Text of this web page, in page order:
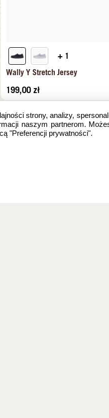
+ 1
Wally Y Stretch Jersey
199,00 zł
strony, analizy,
naszym partnerom.
"Preferencji prywatności".